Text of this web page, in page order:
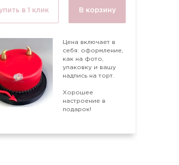
СМЕТАННАЯ
в 1 клик В корзину
Цена включает в
себя: оформление,
как на фото,
упаковку и вашу
надпись на торт.
Хорошее
настроение в
подарок!